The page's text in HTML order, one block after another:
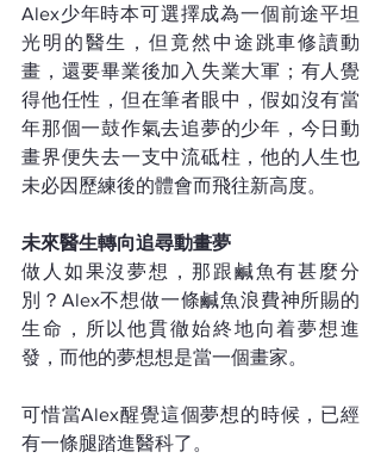
Alex少年時本可選擇成為一個前途平坦
光明的醫生，但竟然中途跳車修讀動
畫，還要畢業後加入失業大軍；有人覺
得他任性，但在筆者眼中，假如沒有當
年那個一鼓作氣去追夢的少年，今日動
畫界便失去一支中流砥柱，他的人生也
未必因歷練後的體會而飛往新高度。
未來醫生轉向追尋動畫夢
做人如果沒夢想，那跟鹹魚有甚麼分
別？Alex不想做一條鹹魚浪費神所賜的
生命，所以他貫徹始終地向着夢想進
發，而他的夢想想是當一個畫家。
可惜當Alex醒覺這個夢想的時候，已經
有一條腿踏進醫科了。